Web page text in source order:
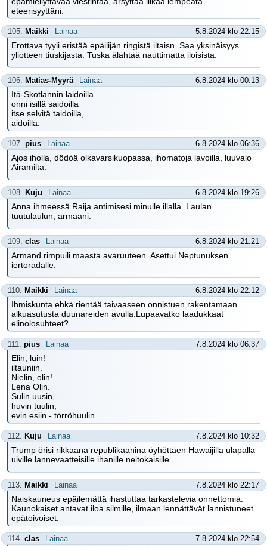
eteerisyyttäni.
105. Maikki Lainaa 5.8.2024 klo 22:15
Erottava tyyli eristää epäilijän ringistä iltaisn. Saa yksinäisyys
yliotteen tiuskijasta. Tuska älähtää nauttimatta iloisista.
106. Matias-Myyrä Lainaa 6.8.2024 klo 00:13
Itä-Skotlannin laidoilla
onni isillä saidoilla
itse selvitä taidoilla,
aidoilla.
107. pius Lainaa 6.8.2024 klo 06:36
Ajos iholla, dödöä olkavarsikuopassa, ihomatoja lavoilla, luuvalo
Airamilta.
108. Kuju Lainaa 6.8.2024 klo 19:26
Anna ihmeessä Raija antimisesi minulle illalla. Laulan
tuutulaulun, armaani.
109. clas Lainaa 6.8.2024 klo 21:21
Armand rimpuili maasta avaruuteen. Asettui Neptunuksen
iertoradalle.
110. Maikki Lainaa 6.8.2024 klo 22:12
Ihmiskunta ehkä rientää taivaaseen onnistuen rakentamaan
alkuasutusta duunareiden avulla.Lupaavatko laadukkaat
elinolosuhteet?
111. pius Lainaa 7.8.2024 klo 06:37
Elin, luin!
iltauniin.
Nielin, olin!
Lena Olin.
Sulin uusin,
huvin tuulin,
evin esiin - törröhuulin.
112. Kuju Lainaa 7.8.2024 klo 10:32
Trump örisi rikkaana republikaanina öyhöttäen Hawaijilla ulapalla
uiville lannevaatteisille ihanille neitokaisille.
113. Maikki Lainaa 7.8.2024 klo 22:17
Naiskauneus epäilemättä ihastuttaa tarkastelevia onnettomia.
Kaunokaiset antavat iloa silmille, ilmaan lennättävät lannistuneet
epätoivoiset.
114. clas Lainaa 7.8.2024 klo 22:54